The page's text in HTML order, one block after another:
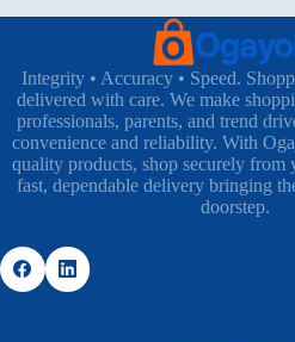
Integrity • Accuracy • Speed.
delivered with care. We make
professionals, parents, and trend
convenience and reliability. With
quality products, shop securely from
fast, dependable delivery bringing
doorstep.